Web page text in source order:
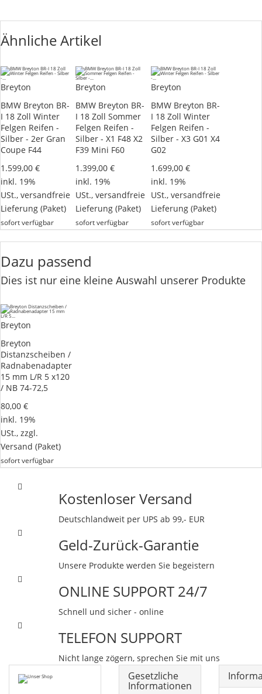
Ähnliche Artikel
Breyton
BMW Breyton BR-
I 18 Zoll Winter
Felgen Reifen -
Silber - 2er Gran
Coupe F44
1.599,00 €
inkl. 19%
USt., versandfreie
Lieferung (Paket)
sofort verfügbar
Breyton
BMW Breyton BR-
I 18 Zoll Sommer
Felgen Reifen -
Silber - X1 F48 X2
F39 Mini F60
1.399,00 €
inkl. 19%
USt.,versandfreie
Lieferung (Paket)
sofort verfügbar
Breyton
BMW Breyton BR-
I 18 Zoll Winter
Felgen Reifen -
Silber - X3 G01 X4
G02
1.699,00 €
inkl. 19%
USt., versandfreie
Lieferung (Paket)
sofort verfügbar
Dazu passend
Dies ist nur eine kleine Auswahl unserer Produkte
Breyton
Breyton
Distanzscheiben /
Radnabenadapter
15 mm L/R 5 x120
/ NB 74-72,5
80,00 €
inkl. 19%
USt., zzgl.
Versand (Paket)
sofort verfügbar
Kostenloser Versand
Deutschlandweit per UPS ab 99,- EUR
Geld-Zurück-Garantie
Unsere Produkte werden Sie begeistern
ONLINE SUPPORT 24/7
Schnell und sicher - online
TELEFON SUPPORT
Nicht lange zögern, sprechen Sie mit uns
Gesetzliche
Informationen